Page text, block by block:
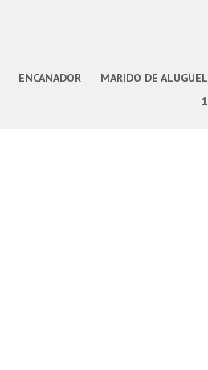
ENCANADOR
MARIDO DE ALUGUEL
1